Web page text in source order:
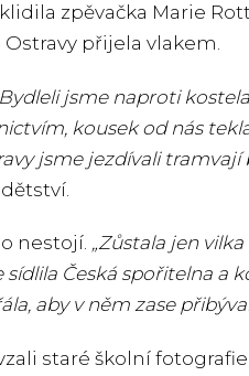
zpěvačka Marie
přijela vlakem.
jsme naproti
kousek od nás
jsme jezdívali
nestojí. „Zůstala jen
sídlila Česká spořitelna a
aby v něm zase
staré školní